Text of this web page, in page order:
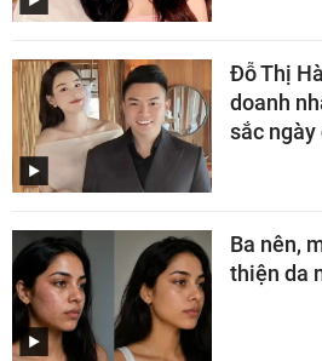
Đỗ Thị
doanh
sắc ngày
Ba nên,
thiện da